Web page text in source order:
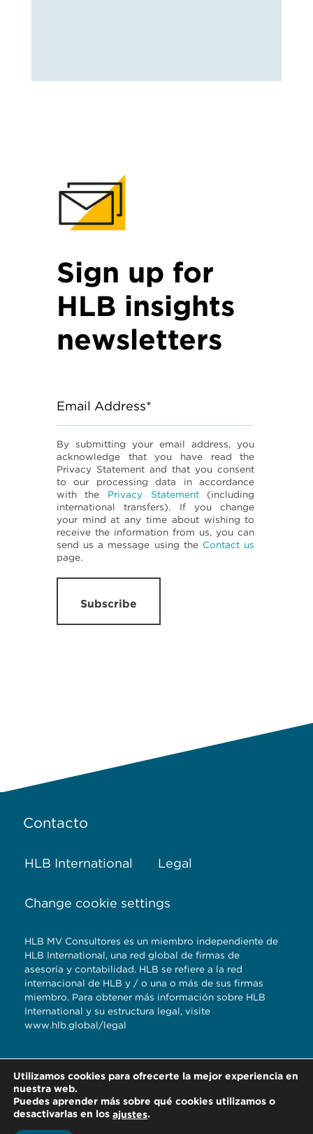
Sign up for
HLB insights
newsletters
Email Address*
By submitting your email address, you
acknowledge that you have read the
Privacy Statement and that you consent
to our processing data in accordance
with the Privacy Statement(including
international transfers). If you change
your mind at any time about wishing to
receive the information from us, you can
send us a message using the Contact us
page.
Subscribe
Contacto
HLB International Legal
Change cookie settings
HLB MV Consultores es un miembro independiente de
HLB International, una red global de firmas de
asesoría y contabilidad. HLB se refiere a la red
internacional de HLB y / o una o más de sus firmas
miembro. Para obtener más información sobre HLB
International y su estructura legal, visite
www.hlb.global/legal
piso Reserva
Territorial Atlixcayotl,
Pue. | Tel. 2222964909 2222103750
Utilizamos cookies para ofrecerte la mejor experiencia en
nuestra web.
Puedes aprender más sobre qué cookies utilizamos o
desactivarlas en los ajustes.